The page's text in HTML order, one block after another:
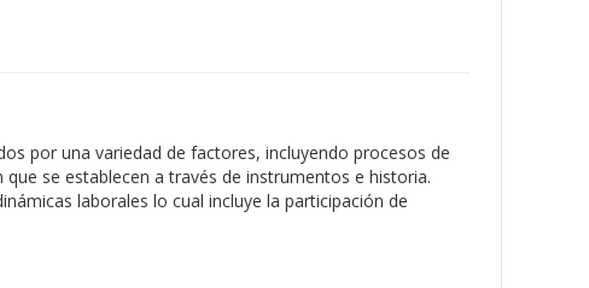
por una variedad de factores, incluyendo procesos de
se establecen a través de instrumentos e historia.
laborales lo cual incluye la participación de